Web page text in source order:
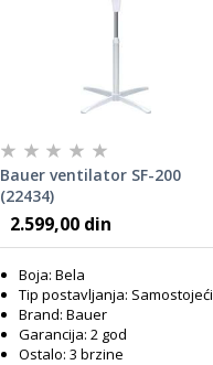
Bauer ventilator SF-200
(22434)
2.599,00 din
Boja: Bela
Tip postavljanja: Samostojeći
Brand: Bauer
Garancija: 2 god
Ostalo: 3 brzine